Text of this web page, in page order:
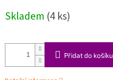
cena:
Skladem (4 ks)
Přidat do košíku